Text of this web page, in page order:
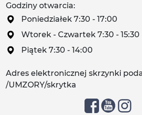
Godziny otwarcia:
Poniedziałek 7:30 - 17:00
Wtorek - Czwartek 7:30 - 15:30
Piątek 7:30 - 14:00
Adres elektronicznej skrzynki
/UMZORY/skrytka